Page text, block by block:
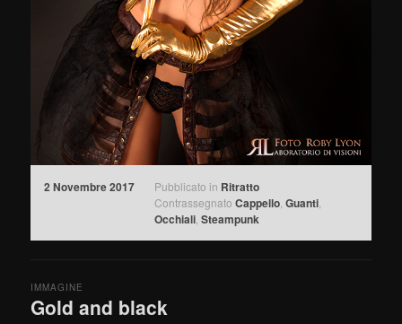
2 Novembre 2017 Pubblicato in Ritratto
Contrassegnato Cappello, Guanti,
Occhiali, Steampunk
Gold and black
IMMAGINE